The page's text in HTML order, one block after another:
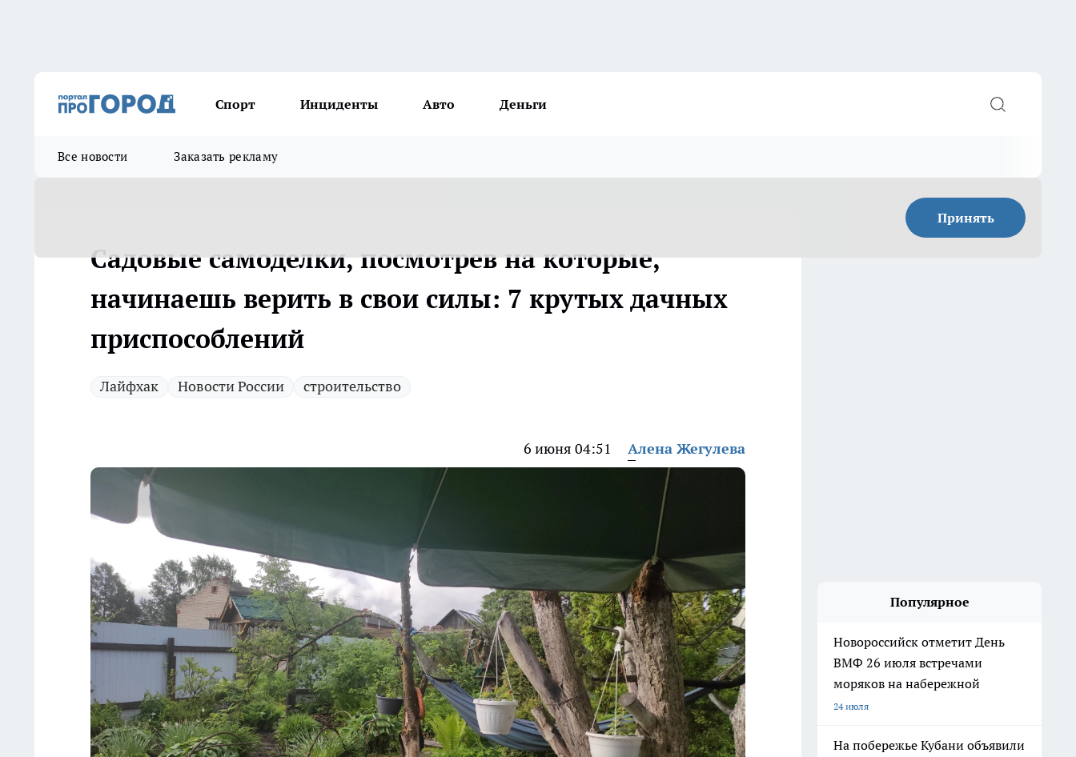
Спорт Инциденты Авто Деньги
Все новости Заказать рекламу
Принять
Садовые самоделки, посмотрев на которые,
начинаешь верить в свои силы: 7 крутых дачных
приспособлений
Лайфхак Новости России строительство
6 июня 04:51 Алена Жегулева
Популярное
Новороссийск отметит День
ВМФ 26 июля встречами
моряков на набережной
24 июля
На побережье Кубани объявили